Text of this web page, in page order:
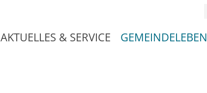
AKTUELLES & SERVICE GEMEINDELEBEN